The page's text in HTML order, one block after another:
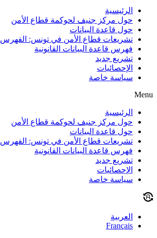
الرئيسية
حول مركز جنيف لحوكمة قطاع الأمن
حول قاعدة البيانات
تشريعات قطاع الأمن في تونس: الفهرس 1956-2011
فهرس قاعدة البيانات القانونية
تشريع جديد
الإحصائيات
سياسة خاصة
Menu
الرئيسية
حول مركز جنيف لحوكمة قطاع الأمن
حول قاعدة البيانات
تشريعات قطاع الأمن في تونس: الفهرس 1956-2011
فهرس قاعدة البيانات القانونية
تشريع جديد
الإحصائيات
سياسة خاصة
العربية
Français